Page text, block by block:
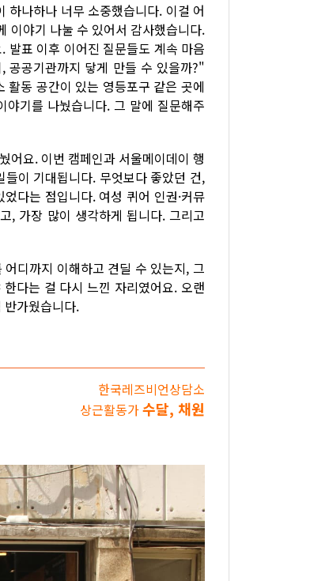
하나하나 너무 소중했습니다. 이걸 어
이야기 나눌 수 있어서 감사했습니다.
발표 이후 이어진 질문들도 계속 마음
공공기관까지 닿게 만들 수 있을까?"
활동 공간이 있는 영등포구 같은 곳에
기를 나눴습니다. 그 말에 질문해주
어요. 이번 캠페인과 서울메이데이 행
이 기대됩니다. 무엇보다 좋았던 건,
다는 점입니다. 여성 퀴어 인권·커뮤
, 가장 많이 생각하게 됩니다. 그리고
디까지 이해하고 견딜 수 있는지, 그
다는 걸 다시 느낀 자리였어요. 오랜
가웠습니다.
한국레즈비언상담소
상근활동가수달, 채원